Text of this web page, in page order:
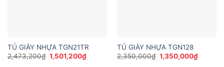
TỦ GIÀY NHỰA TGN21TR
2,473,200₫ Giá
gốc
1,501,200₫Giá
hiện
TỦ GIÀY NHỰA TGN128
2,350,000₫ Giá
gốc
1,350,000₫Giá
hiện